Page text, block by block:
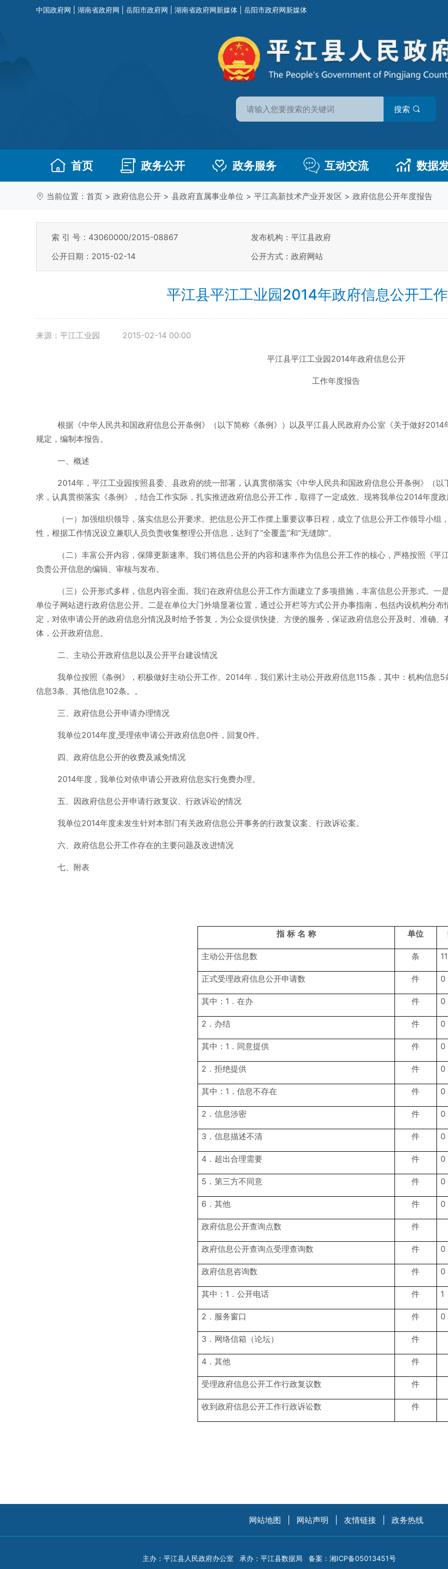
中国政府网 湖南省政府网 岳阳市政府网 湖南省政府网新媒体 岳阳市政府网新媒体
搜索
首页 政务公开 政务服务 互动交流 数据
当前位置： 首页 > 政府信息公开 > 县政府直属事业单位 > 平江高新技术产业开发区 > 政府信息公开年度报告
索 引 号：43060000/2015-08867 发布机构：平江县政府
公开日期：2015-02-14
公开方式：政府网站
平江县平江工业园2014年政府信息公开工
来源：平江工业园 2015-02-14 00:00
平江县平江工业园2014年政府信息公开
工作年度报告
根据《中华人民共和国政府信息公开条例》（以下简称《条例》）以及平江县人民政府办公室《关于做好
规定，编制本报告。
一、概述
2014年，平江工业园按照县委、县政府的统一部署，认真贯彻落实《中华人民共和国政府信息公开条例》（
求，认真贯彻落实《条例》，结合工作实际，扎实推进政府信息公开工作，取得了一定成效。现将我单位2014年度政
（一）加强组织领导，落实信息公开要求。把信息公开工作摆上重要议事日程，成立了信息公开工作领导小
性，根据工作情况设立兼职人员负责收集整理公开信息，达到了“全覆盖”和“无缝隙”。
（二）丰富公开内容，保障更新速率。我们将信息公开的内容和速率作为信息公开工作的核心，严格按照《
负责公开信息的编辑、审核与发布。
（三）公开形式多样，信息内容全面。我们在政府信息公开工作方面建立了多项措施，丰富信息公开形式。一
单位子网站进行政府信息公开。二是在单位大门外墙显著位置，通过公开栏等方式公开办事指南，包括内设机构分
定，对依申请公开的政府信息分情况及时给予答复，为公众提供快捷、方便的服务，保证政府信息公开及时、准确
体，公开政府信息。
二、主动公开政府信息以及公开平台建设情况
我单位按照《条例》，积极做好主动公开工作。2014年，我们累计主动公开政府信息115条，其中：机构信息
信息3条、其他信息102条。。
三、政府信息公开申请办理情况
我单位2014年度,受理依申请公开政府信息0件，回复0件。
四、政府信息公开的收费及减免情况
2014年度，我单位对依申请公开政府信息实行免费办理。
五、因政府信息公开申请行政复议、行政诉讼的情况
我单位2014年度未发生针对本部门有关政府信息公开事务的行政复议案、行政诉讼案。
六、政府信息公开工作存在的主要问题及改进情况
七、附表
指 标 名 称 单位
主动公开信息数 条
正式受理政府信息公开申请数 件 0
其中：1．在办 件 0
2．办结 件 0
其中：1．同意提供 件 0
2．拒绝提供 件 0
其中：1．信息不存在 件 0
2．信息涉密 件 0
3．信息描述不清 件 0
4．超出合理需要 件 0
5．第三方不同意 件 0
6．其他 件 0
政府信息公开查询点数 件
政府信息公开查询点受理查询数 件 0
政府信息咨询数 件 0
其中：1．公开电话 件 1
2．服务窗口 件 0
3．网络信箱（论坛） 件
4．其他 件
受理政府信息公开工作行政复议数 件
收到政府信息公开工作行政诉讼数 件
网站地图 网站声明 友情链接 政务热线
主办：平江县人民政府办公室 承办：平江县数据局 备案： 湘ICP备05013451号